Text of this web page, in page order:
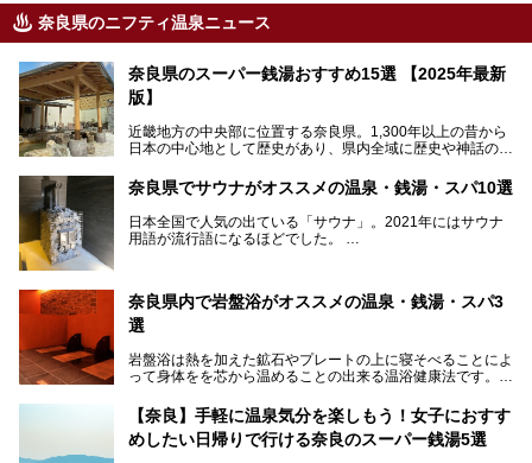
奈良県のニフティ温泉ニュース
奈良県のスーパー銭湯おすすめ15選 【2025年最新
版】
近畿地方の中央部に位置する奈良県。1,300年以上の昔から
日本の中心地として歴史があり、県内全域に歴史や神話の舞
界遺産があり、古代をそこかしこに感じられる地域です。
そんな奈良県のスーパー銭湯は、便利な街中にある施設か
ら、険しい山中にある秘湯までバラエティ豊か。ここでは、
奈良県で評判のスーパー銭湯をご紹介します。
奈良県でサウナがオススメの温泉・銭湯・スパ10選
日本全国で人気の出ている「サウナ」。2021年にはサウナ
用語が流行語になるほどでした。
中心部に近いサウナや郊外にあるアウトドアフィンランド式
サウナなど種類も豊富です。
奈良県にあるサウナでリフレッシュしませんか？
奈良県内で岩盤浴がオススメの温泉・銭湯・スパ3
選
岩盤浴は熱を加えた鉱石やプレートの上に寝そべることによ
って身体をを芯から温めることの出来る温浴健康法です。じ
果だけではなく、代謝が高まり健康や美容にも良い影響が期
待できます。今回はそんな岩盤浴にこだわった、奈良県内の
オススメ温泉・銭湯・スパ3ヶ所を紹介させていただきま
【奈良】手軽に温泉気分を楽しもう！女子におすす
めしたい日帰りで行ける奈良のスーパー銭湯5選